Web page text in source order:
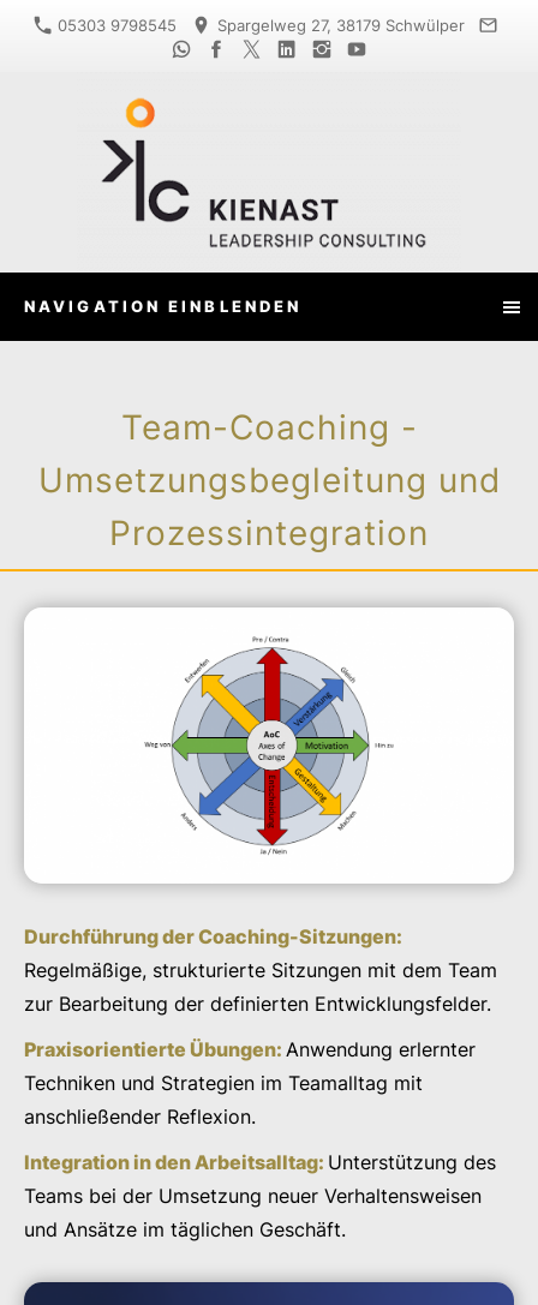
05303 9798545 Spargelweg 27, 38179 Schwülper
NAVIGATION EINBLENDEN
Team-Coaching -
Umsetzungsbegleitung und
Prozessintegration
Durchführung der Coaching-Sitzungen:
Regelmäßige, strukturierte Sitzungen mit dem Team
zur Bearbeitung der definierten Entwicklungsfelder.
Praxisorientierte Übungen: Anwendung erlernter
Techniken und Strategien im Teamalltag mit
anschließender Reflexion.
Integration in den Arbeitsalltag: Unterstützung des
Teams bei der Umsetzung neuer Verhaltensweisen
und Ansätze im täglichen Geschäft.